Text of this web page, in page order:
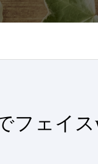
フェイ